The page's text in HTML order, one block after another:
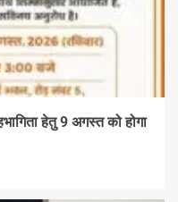
हेतु 9 अगस्त को होगा